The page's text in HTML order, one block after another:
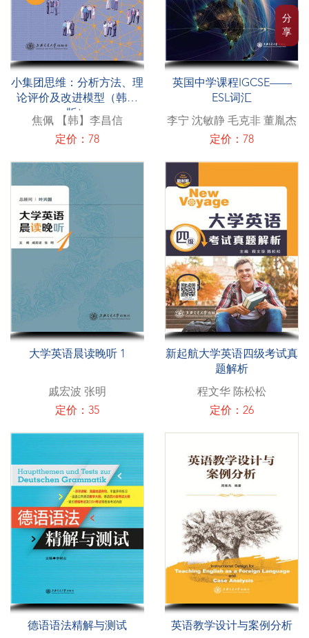
分
享
小集团思维：分析方法、理
论评价及改进模型（韩文
版）
焦佩 【韩】李昌信
定价：78
英国中学课程IGCSE——
ESL词汇
李宁 沈敏静 毛克非 董胤杰
定价：78
大学英语晨读晚听 1
戚宏波 张明
定价：35
新起航大学英语四级考试真
题解析
程文华 陈松松
定价：26
德语语法精解与测试 英语教学设计与案例分析